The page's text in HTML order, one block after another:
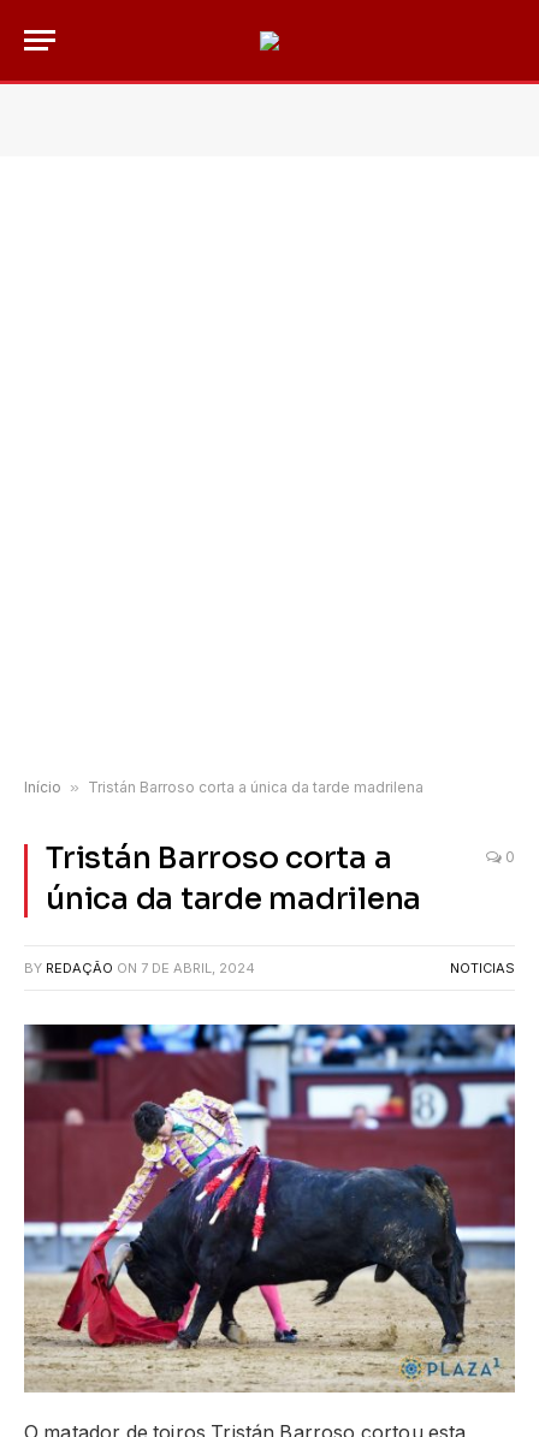
Início » Tristán Barroso corta a única da tarde madrilena
Tristán Barroso corta a
única da tarde madrilena
0
BY REDAÇÃO ON 7 DE ABRIL, 2024 NOTICIAS